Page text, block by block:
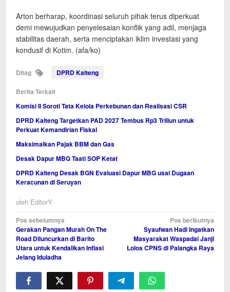
Arton berharap, koordinasi seluruh pihak terus diperkuat
demi mewujudkan penyelesaian konflik yang adil, menjaga
stabilitas daerah, serta menciptakan iklim investasi yang
kondusif di Kotim. (afa/ko)
Ditag DPRD Kalteng
Berita Terkait
Komisi II Soroti Tata Kelola Perkebunan dan Realisasi CSR
DPRD Kalteng Targetkan PAD 2027 Tembus Rp3 Triliun untuk
Perkuat Kemandirian Fiskal
Maksimalkan Pajak BBM dan Gas
Desak Dapur MBG Taati SOP Ketat
DPRD Kalteng Desak BGN Evaluasi Dapur MBG usai Dugaan
Keracunan di Seruyan
oleh EditorY
Navigasi
pos
Pos sebelumnya
Gerakan Pangan Murah On The
Road Diluncurkan di Barito
Utara untuk Kendalikan Inflasi
Jelang Iduladha
Pos berikutnya
Syaufwan Hadi Ingatkan
Masyarakat Waspadai Janji
Lolos CPNS di Palangka Raya